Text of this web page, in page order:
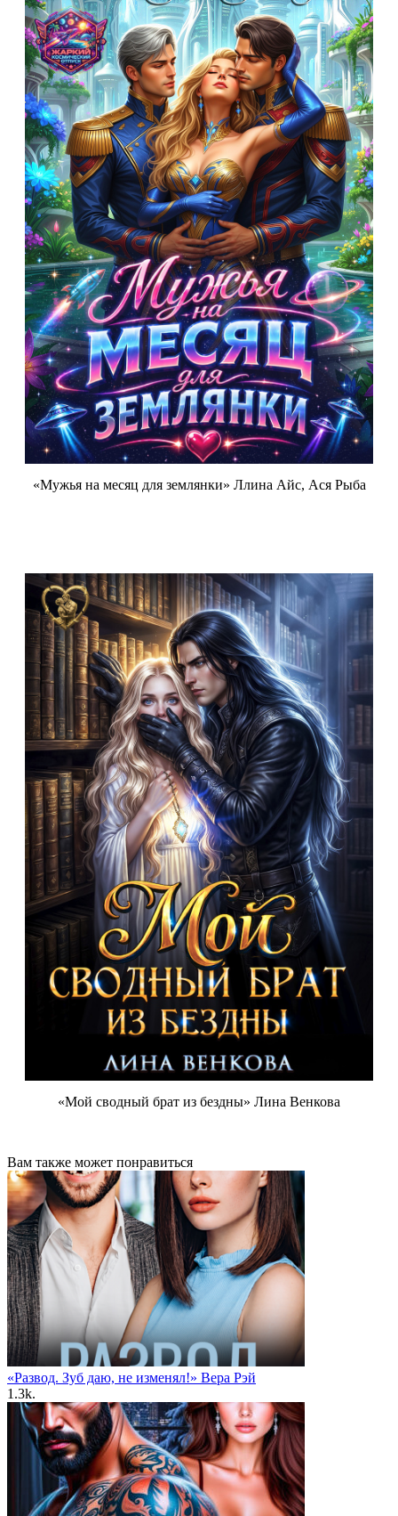
«Мужья на месяц для землянки» Ллина Айс, Ася Рыба
«Мой сводный брат из бездны» Лина Венкова
Вам также может понравиться
«Развод. Зуб даю, не изменял!» Вера Рэй
1.3k.